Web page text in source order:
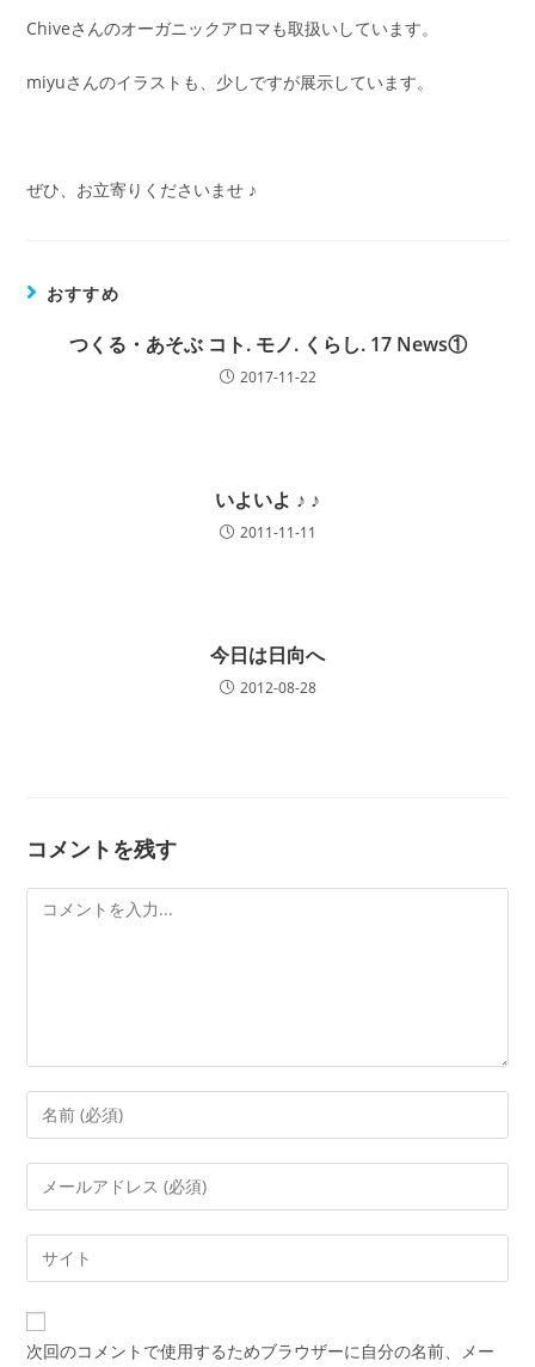
Chiveさんのオーガニックアロマも取扱いしています。
miyuさんのイラストも、少しですが展示しています。
ぜひ、お立寄りくださいませ ♪
おすすめ
つくる・あそぶ コト. モノ. くらし. 17 News①
2017-11-22
いよいよ ♪ ♪
2011-11-11
今日は日向へ
2012-08-28
コメントを残す
次回のコメントで使用するためブラウザーに自分の名前、メー